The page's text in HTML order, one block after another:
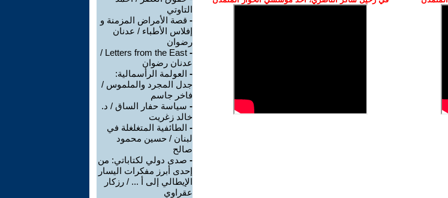
التاوتي
- قصة الأمراض المزمنة و
إفلاس الأطباء / عدنان
رضوان
-
Letters from the East /
عدنان رضوان
- العولمة الرأسمالية:
جدل المجرد والملموس /
فاخر جاسم
- سياسة حفار الساق / د.
خالد زغريت
- الطائفية المتغلغلة في
لبنان / حسين محمود
صالح
- صدى دولي لكتاباتي: من
إحدى أبرز مفكرات اليسار
الإيطالي إلى أ ... / رزكار
عقراوي